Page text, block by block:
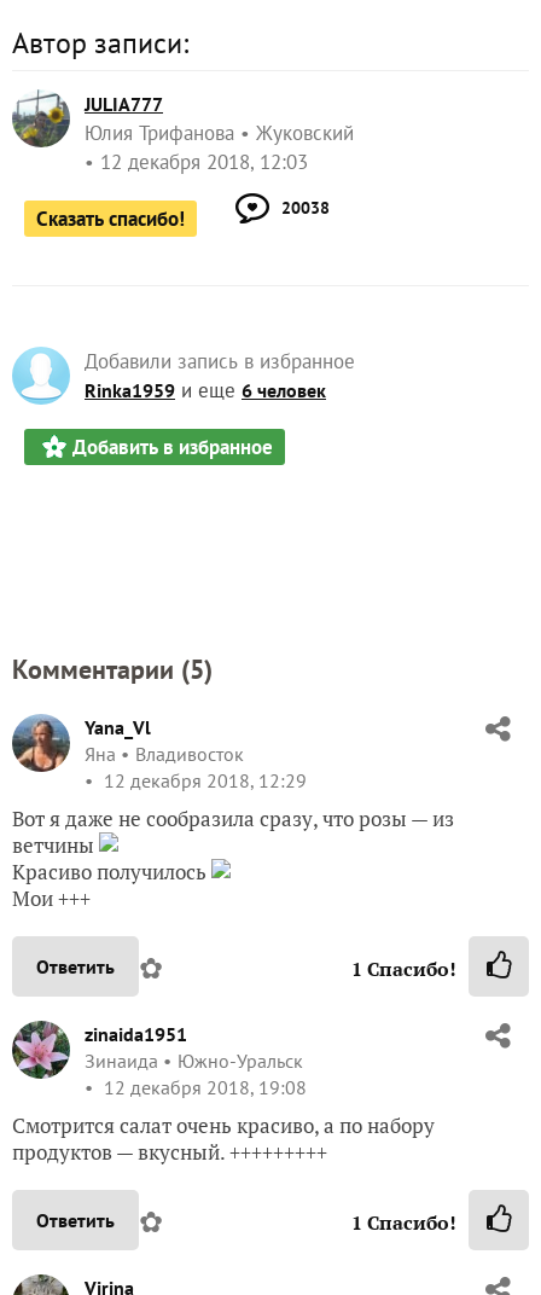
Автор записи:
JULIA777
Юлия Трифанова
Жуковский
12 декабря 2018, 12:03
Сказать спасибо! 20038
Добавили запись в избранное
Rinka1959 и еще 6 человек
Добавить в избранное
Комментарии (5)
Yana_Vl
Яна
Владивосток
12 декабря 2018, 12:29
Вот я даже не сообразила сразу, что розы — из
ветчины
Красиво получилось
Мои +++
Ответить ✿ 1 Спасибо!
zinaida1951
Зинаида
Южно-Уральск
12 декабря 2018, 19:08
Смотрится салат очень красиво, а по набору
продуктов — вкусный. +++++++++
Ответить ✿ 1 Спасибо!
Virina